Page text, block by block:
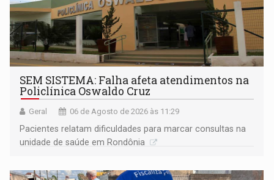
SEM SISTEMA: Falha afeta atendimentos na
Policlínica Oswaldo Cruz
Geral 06 de Agosto de 2026 às 11:29
Pacientes relatam dificuldades para marcar consultas na
unidade de saúde em Rondônia